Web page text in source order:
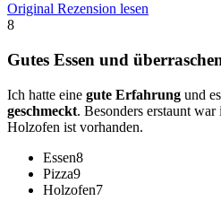
Original Rezension lesen
8
Gutes Essen und
Ich hatte eine gute Erfahrung und
geschmeckt. Besonders erstaunt war
Holzofen ist vorhanden.
Essen8
Pizza9
Holzofen7